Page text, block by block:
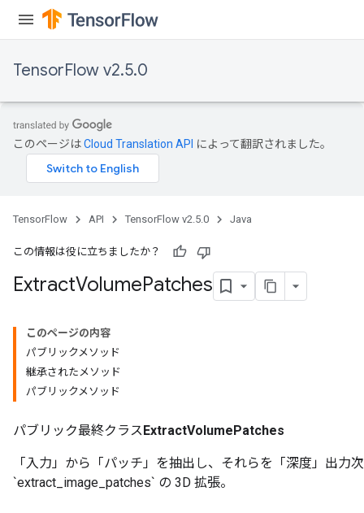
TensorFlow v2.5.0
このページはCloud Translation API によって翻訳されました。
TensorFlow API TensorFlow v2.5.0 Java
この情報は役に立ちましたか？
ExtractVolumePatches
このページの内容
パブリックメソッド
継承されたメソッド
パブリックメソッド
パブリック最終クラスExtractVolumePatches
「入力」から「パッチ」を抽出し、それらを「深度」出力
`extract_image_patches` の 3D 拡張。